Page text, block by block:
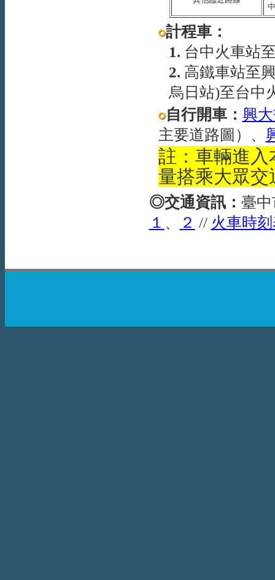
計程車：
1. 台中火車站
2. 高鐵車站至
烏日站)至台中
自行開車： 興
主要道路圖）、
註：車輛進
量搭乘大眾交
◎交通資訊： 臺
１
２ // 火車時